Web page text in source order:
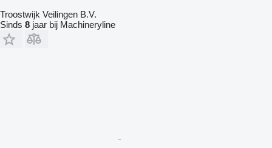
Troostwijk Veilingen B.V.
Sinds 8 jaar bij Machineryline